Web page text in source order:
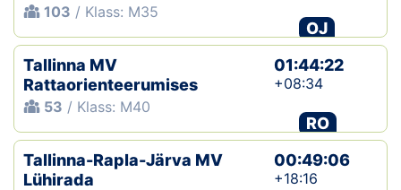
103 / Klass: M35
OJ
Tallinna MV
Rattaorienteerumises
53 / Klass: M40
01:44:22
+08:34
RO
Tallinna-Rapla-Järva MV
Lühirada
00:49:06
+18:16